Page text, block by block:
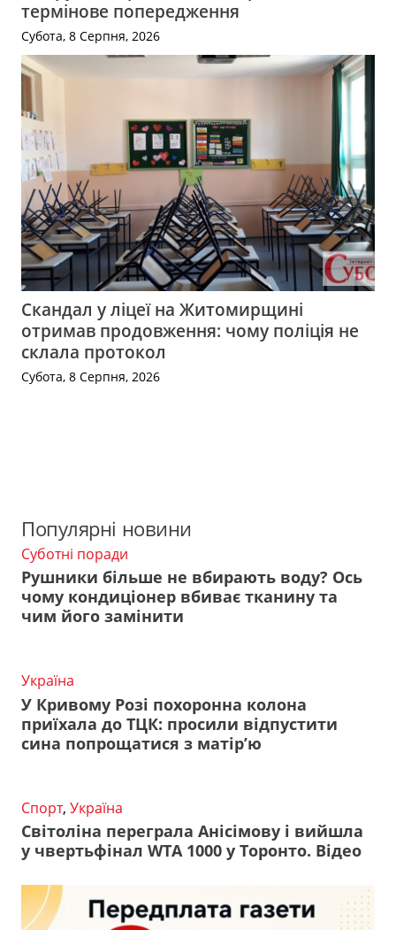
термінове попередження
Субота, 8 Серпня, 2026
Скандал у ліцеї на Житомирщині
отримав продовження: чому поліція не
склала протокол
Субота, 8 Серпня, 2026
Популярні новини
Суботні поради
Рушники більше не вбирають воду? Ось
чому кондиціонер вбиває тканину та
чим його замінити
Україна
У Кривому Розі похоронна колона
приїхала до ТЦК: просили відпустити
сина попрощатися з матір’ю
Спорт, Україна
Світоліна переграла Анісімову і вийшла
у чвертьфінал WTA 1000 у Торонто. Відео